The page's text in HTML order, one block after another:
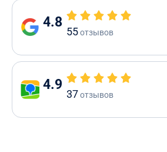
4.8
55отзывов
4.9
37отзывов